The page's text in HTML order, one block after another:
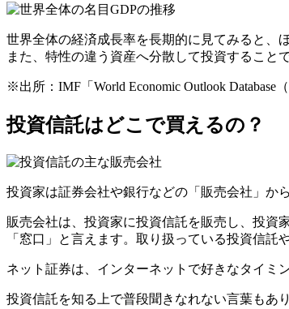
世界全体の経済成長率を長期的に見てみると、
また、特性の違う資産へ分散して投資すること
※出所：IMF「World Economic Outlook Database
投資信託はどこで買えるの？
投資家は証券会社や銀行などの「販売会社」か
販売会社は、投資家に投資信託を販売し、投資
「窓口」と言えます。取り扱っている投資信
ネット証券は、インターネットで好きなタイミ
投資信託を知る上で普段聞きなれない言葉もあ